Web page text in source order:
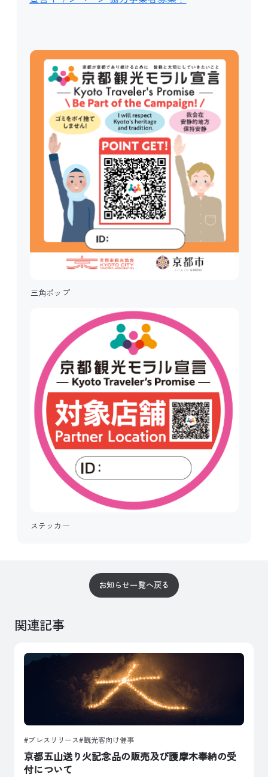
三角ポップ
ステッカー
お知らせ一覧へ戻る
関連記事
プレスリリース 観光客向け催事
京都五山送り火記念品の販売及び護摩木奉納の受
付について